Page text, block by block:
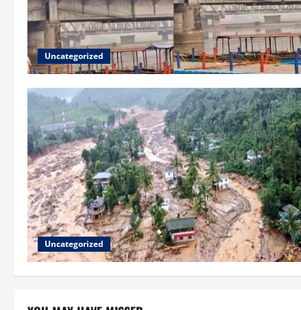
Uncategorized
Uncategorized